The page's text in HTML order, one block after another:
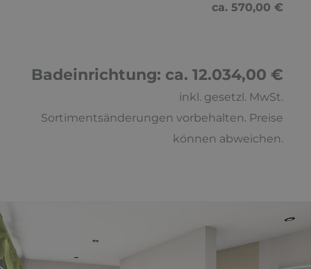
ca. 570,00 €
Badeinrichtung: ca. 12.034,00 €
inkl. gesetzl. MwSt.
Sortimentsänderungen vorbehalten. Preise
können abweichen.